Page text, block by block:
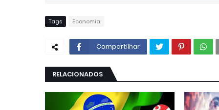
Tags Economia
Compartilhar
RELACIONADOS